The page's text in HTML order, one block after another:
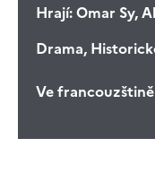
Hrají:Omar Sy,
Drama,
Ve